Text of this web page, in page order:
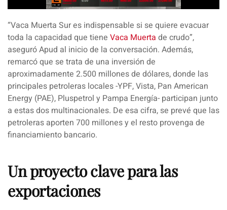
“Vaca Muerta Sur es indispensable si se quiere evacuar
toda la capacidad que tiene Vaca Muerta de crudo”,
aseguró Apud al inicio de la conversación. Además,
remarcó que se trata de una inversión de
aproximadamente 2.500 millones de dólares, donde las
principales petroleras locales -YPF, Vista, Pan American
Energy (PAE), Pluspetrol y Pampa Energía- participan junto
a estas dos multinacionales. De esa cifra, se prevé que las
petroleras aporten 700 millones y el resto provenga de
financiamiento bancario.
Un proyecto clave para las
exportaciones